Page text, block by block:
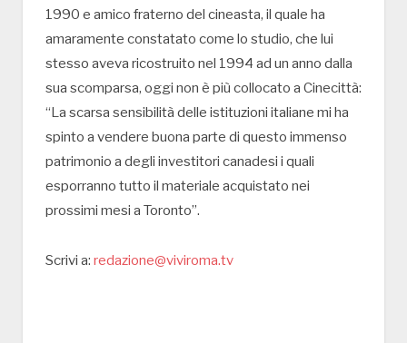
1990 e amico fraterno del cineasta, il quale ha
amaramente constatato come lo studio, che lui
stesso aveva ricostruito nel 1994 ad un anno dalla
sua scomparsa, oggi non è più collocato a Cinecittà:
“La scarsa sensibilità delle istituzioni italiane mi ha
spinto a vendere buona parte di questo immenso
patrimonio a degli investitori canadesi i quali
esporranno tutto il materiale acquistato nei
prossimi mesi a Toronto”.
Scrivi a: redazione@viviroma.tv